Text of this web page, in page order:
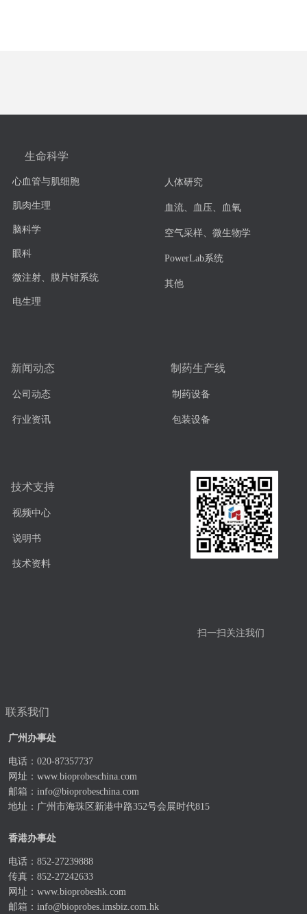
生命科学
心血管与肌细胞
肌肉生理
脑科学
眼科
微注射、膜片钳系统
电生理
人体研究
血流、血压、血氧
空气采样、微生物学
PowerLab系统
其他
制药生产线
制药设备
包装设备
技术支持
视频中心
说明书
技术资料
新闻动态
公司动态
行业资讯
联系我们
扫一扫关注我们
广州办事处
电话：020-87357737
网址： www.bioprobeschina.com
邮箱： info@bioprobeschina.com
地址：广州市海珠区新港中路352号会展时代815
香港办事处
电话：852-27239888
传真：852-27242633
网址： www.bioprobeshk.com
邮箱： info@bioprobes.imsbiz.com.hk